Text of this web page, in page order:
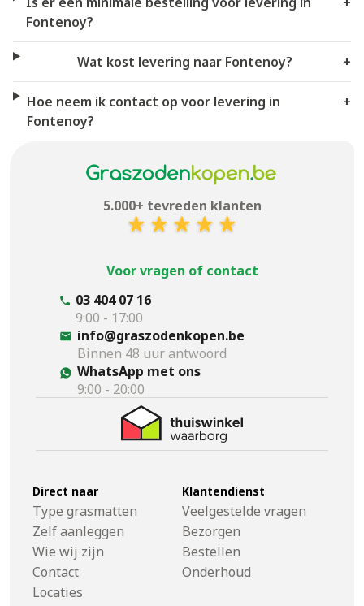
Fontenoy?
Wat kost levering naar Fontenoy? +
Hoe neem ik contact op voor levering in
Fontenoy?
+
5.000+ tevreden klanten
Voor vragen of contact
03 404 07 16
9:00 - 17:00
info@graszodenkopen.be
Binnen 48 uur antwoord
WhatsApp met ons
9:00 - 20:00
Direct naar
Type grasmatten
Zelf aanleggen
Wie wij zijn
Contact
Locaties
Klantendienst
Veelgestelde vragen
Bezorgen
Bestellen
Onderhoud